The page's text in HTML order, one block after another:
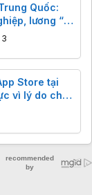
Quốc:
lương “x”
Store tại
vì lý do chưa